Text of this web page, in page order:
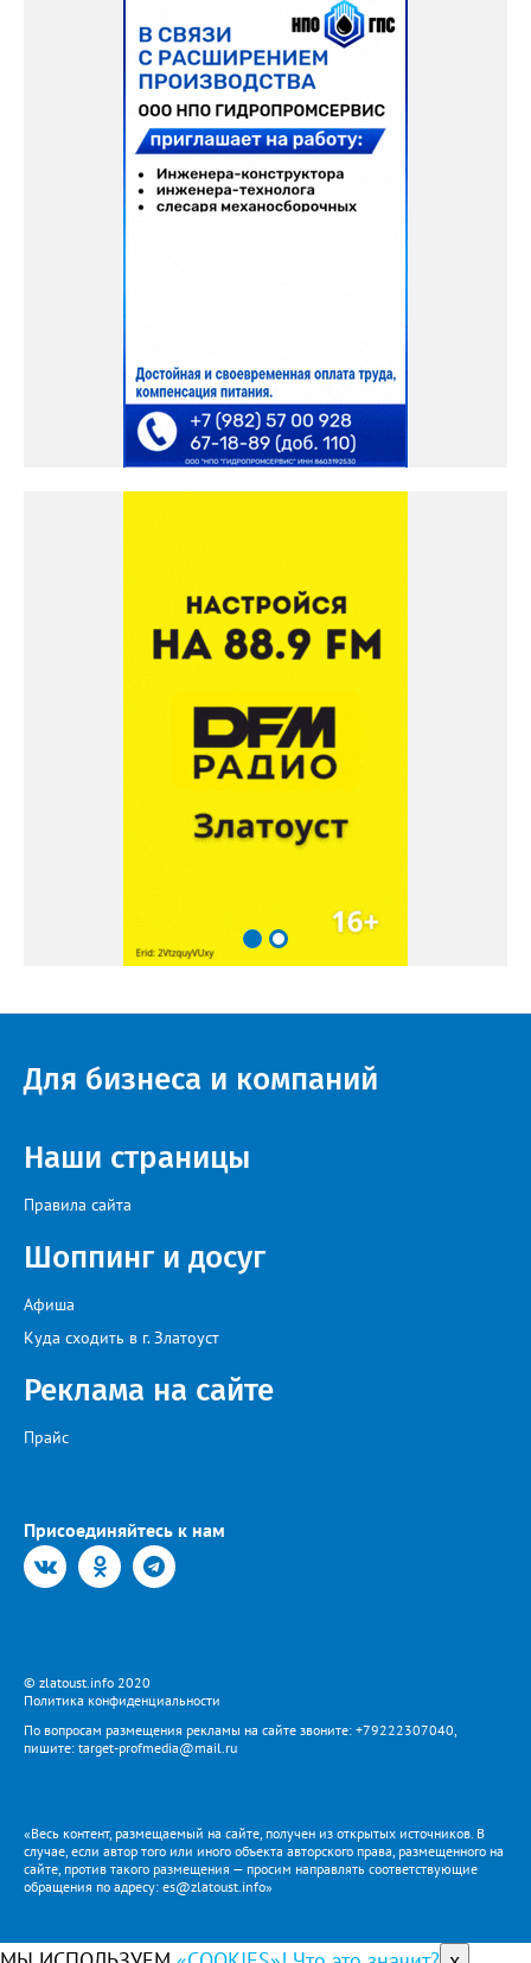
Для бизнеса и компаний
Наши страницы
Правила сайта
Шоппинг и досуг
Афиша
Куда сходить в г. Златоуст
Реклама на сайте
Прайс
Присоединяйтесь к нам
© zlatoust.info 2020
Политика конфиденциальности
По вопросам размещения рекламы на сайте звоните: +79222307040,
пишите: target-profmedia@mail.ru
«Весь контент, размещаемый на сайте, получен из открытых источников. В
случае, если автор того или иного объекта авторского права, размещенного на
сайте, против такого размещения — просим направлять соответствующие
обращения по адресу: es@zlatoust.info»